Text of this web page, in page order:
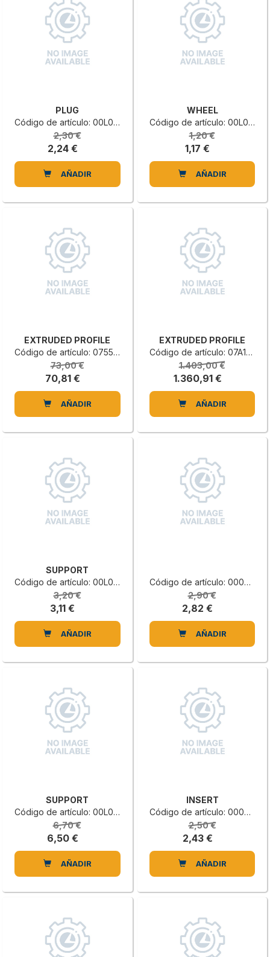
PLUG
Código de artículo: 00L0014011L
2,30 €
2,24 €
AÑADIR
WHEEL
Código de artículo: 00L0537629E
1,20 €
1,17 €
AÑADIR
EXTRUDED PROFILE
Código de artículo: 0755842009B
73,00 €
70,81 €
AÑADIR
EXTRUDED PROFILE
Código de artículo: 07A1006181H
1.403,00 €
1.360,91 €
AÑADIR
SUPPORT
Código de artículo: 00L0435249E
3,20 €
3,11 €
AÑADIR
Código de artículo: 0000640702E
2,90 €
2,82 €
AÑADIR
SUPPORT
Código de artículo: 00L0435268E
6,70 €
6,50 €
AÑADIR
INSERT
Código de artículo: 0000640576G
2,50 €
2,43 €
AÑADIR